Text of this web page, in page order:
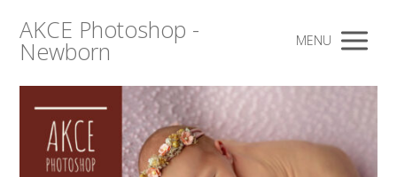
AKCE Photoshop -
Newborn MENU